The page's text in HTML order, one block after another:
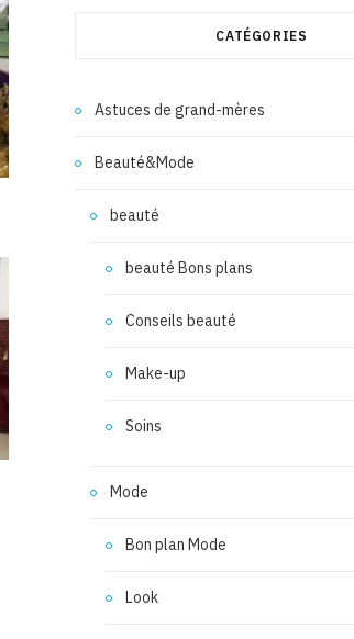
CATÉGORIES
Astuces de grand-mères
Beauté&Mode
beauté
beauté Bons plans
Conseils beauté
Make-up
Soins
Mode
Bon plan Mode
Look